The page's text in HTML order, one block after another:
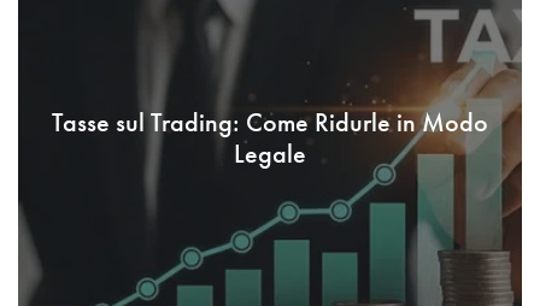
Tasse sul Trading: Come Ridurle in Modo
Legale